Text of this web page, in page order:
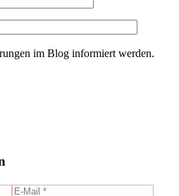
im Blog informiert werden.